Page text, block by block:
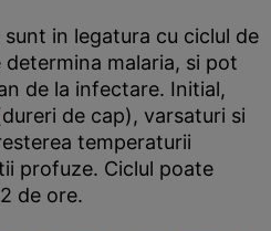
in legatura cu ciclul de
malaria, si pot
de la infectare. Initial,
de cap), varsaturi si
temperaturii
profuze. Ciclul poate
de ore.